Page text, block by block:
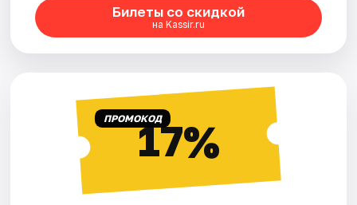
Билеты со скидкой
на Kassir.ru
ПРОМОКОД17%